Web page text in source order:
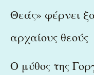
Θεάς» φέρνει
αρχαίους θεούς
Ο μύθος της